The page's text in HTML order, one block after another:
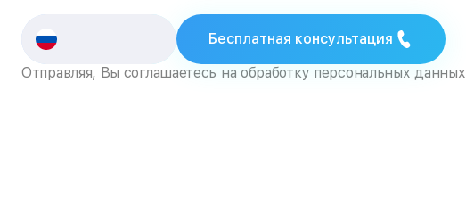
Бесплатная консультация
Отправляя, Вы соглашаетесь на обработку персональных данных